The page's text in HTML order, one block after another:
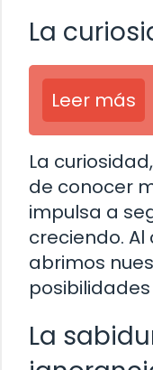
La
Leer más
La
de conocer
impulsa a
creciendo.
abrimos
La